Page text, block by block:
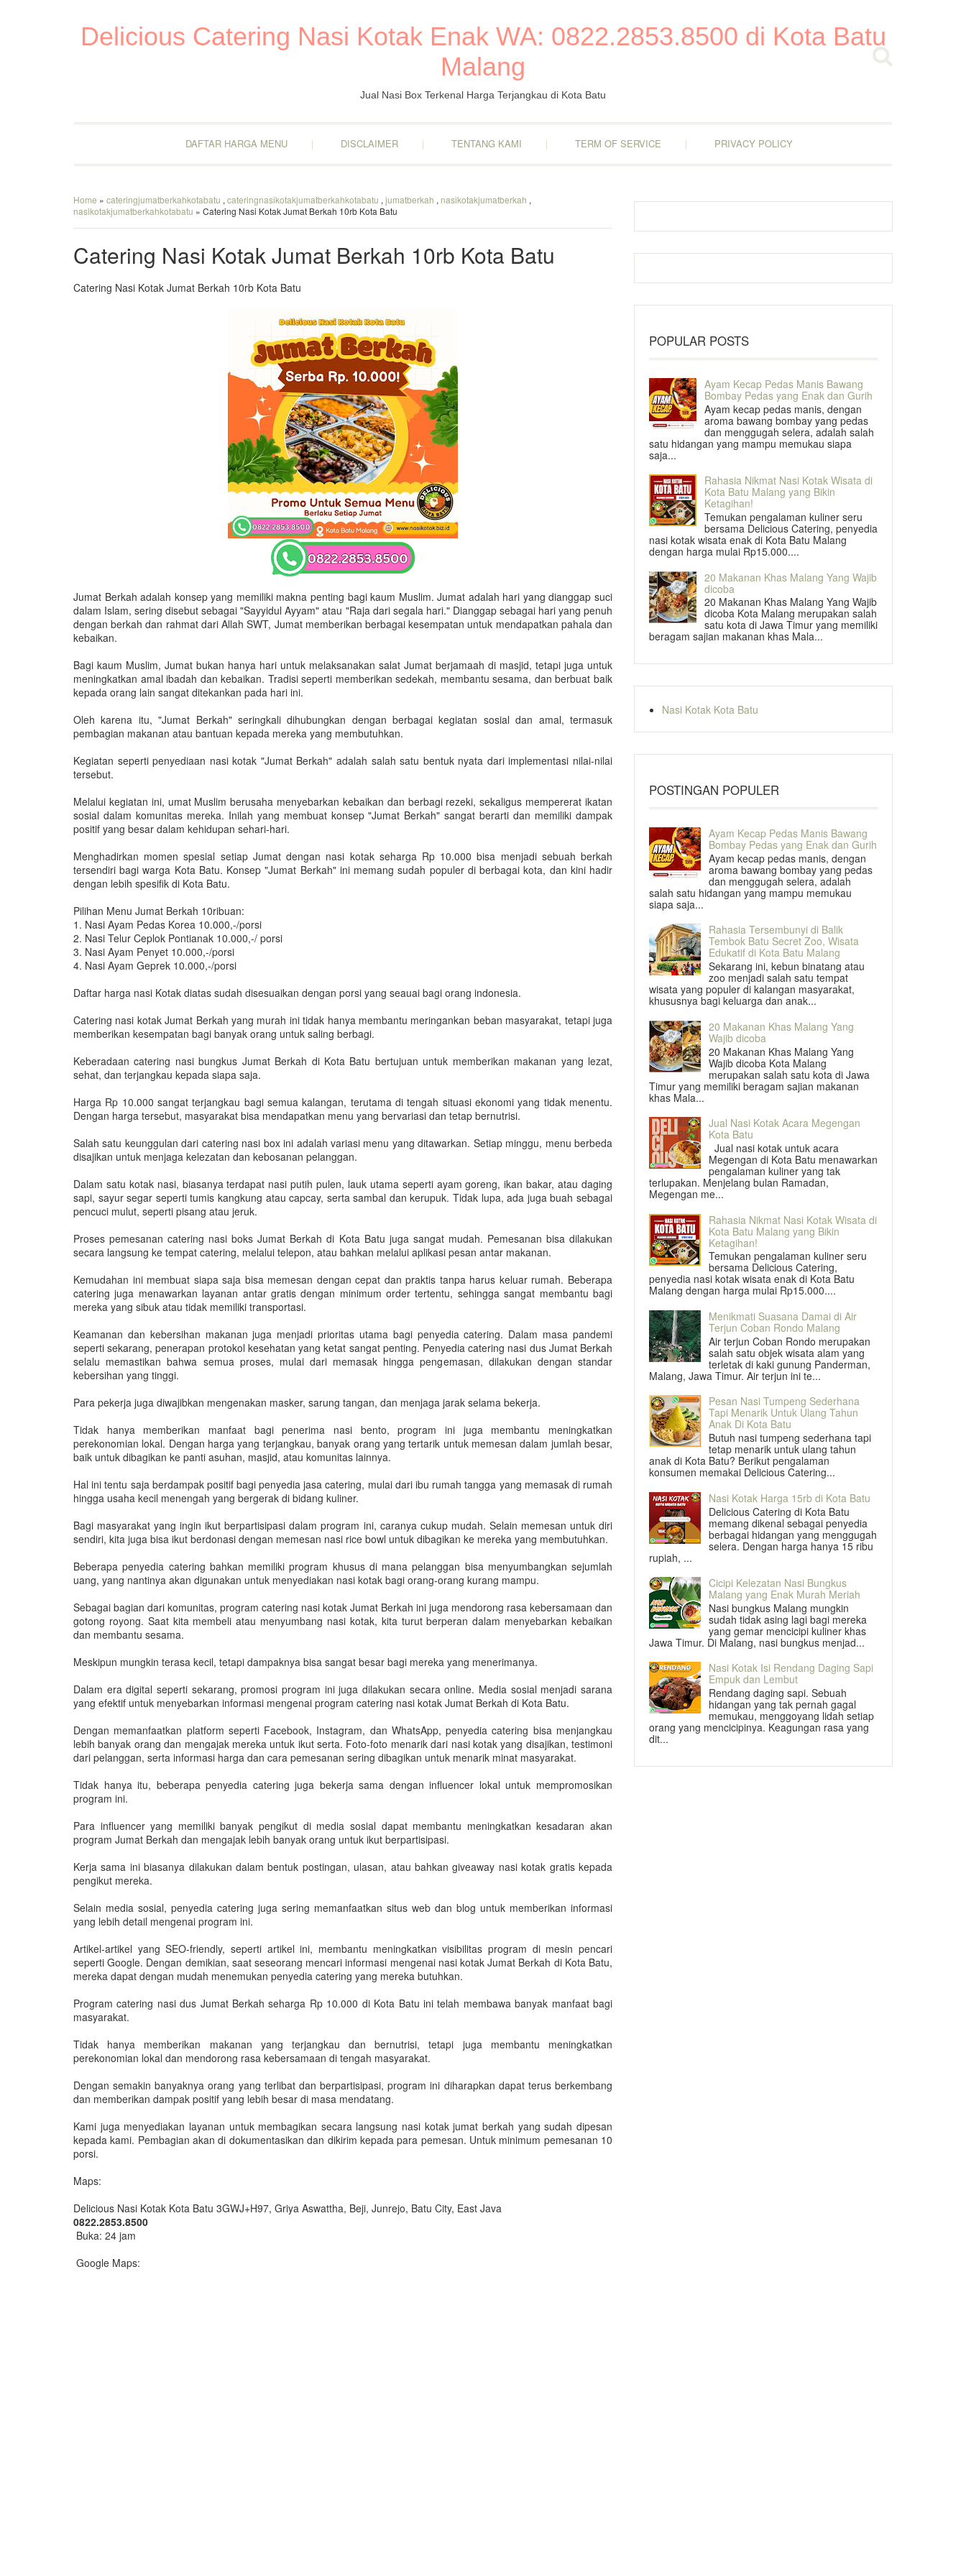
Delicious Catering Nasi Kotak Enak WA: 0822.2853.8500 di Kota Batu
Malang
Jual Nasi Box Terkenal Harga Terjangkau di Kota Batu
DAFTAR HARGA MENU DISCLAIMER TENTANG KAMI TERM OF SERVICE PRIVACY POLICY
Home » cateringjumatberkahkotabatu , cateringnasikotakjumatberkahkotabatu , jumatberkah , nasikotakjumatberkah ,
nasikotakjumatberkahkotabatu » Catering Nasi Kotak Jumat Berkah 10rb Kota Batu
Catering Nasi Kotak Jumat Berkah 10rb Kota Batu
Catering Nasi Kotak Jumat Berkah 10rb Kota Batu
Jumat Berkah adalah konsep yang memiliki makna penting bagi kaum Muslim. Jumat adalah hari yang dianggap suci
dalam Islam, sering disebut sebagai "Sayyidul Ayyam" atau "Raja dari segala hari." Dianggap sebagai hari yang penuh
dengan berkah dan rahmat dari Allah SWT, Jumat memberikan berbagai kesempatan untuk mendapatkan pahala dan
kebaikan.
Bagi kaum Muslim, Jumat bukan hanya hari untuk melaksanakan salat Jumat berjamaah di masjid, tetapi juga untuk
meningkatkan amal ibadah dan kebaikan. Tradisi seperti memberikan sedekah, membantu sesama, dan berbuat baik
kepada orang lain sangat ditekankan pada hari ini.
Oleh karena itu, "Jumat Berkah" seringkali dihubungkan dengan berbagai kegiatan sosial dan amal, termasuk
pembagian makanan atau bantuan kepada mereka yang membutuhkan.
Kegiatan seperti penyediaan nasi kotak "Jumat Berkah" adalah salah satu bentuk nyata dari implementasi nilai-nilai
tersebut.
Melalui kegiatan ini, umat Muslim berusaha menyebarkan kebaikan dan berbagi rezeki, sekaligus mempererat ikatan
sosial dalam komunitas mereka. Inilah yang membuat konsep "Jumat Berkah" sangat berarti dan memiliki dampak
positif yang besar dalam kehidupan sehari-hari.
Menghadirkan momen spesial setiap Jumat dengan nasi kotak seharga Rp 10.000 bisa menjadi sebuah berkah
tersendiri bagi warga Kota Batu. Konsep "Jumat Berkah" ini memang sudah populer di berbagai kota, dan kini hadir
dengan lebih spesifik di Kota Batu.
Pilihan Menu Jumat Berkah 10ribuan:
1. Nasi Ayam Pedas Korea 10.000,-/porsi
2. Nasi Telur Ceplok Pontianak 10.000,-/ porsi
3. Nasi Ayam Penyet 10.000,-/porsi
4. Nasi Ayam Geprek 10.000,-/porsi
Daftar harga nasi Kotak diatas sudah disesuaikan dengan porsi yang seauai bagi orang indonesia.
Catering nasi kotak Jumat Berkah yang murah ini tidak hanya membantu meringankan beban masyarakat, tetapi juga
memberikan kesempatan bagi banyak orang untuk saling berbagi.
Keberadaan catering nasi bungkus Jumat Berkah di Kota Batu bertujuan untuk memberikan makanan yang lezat,
sehat, dan terjangkau kepada siapa saja.
Harga Rp 10.000 sangat terjangkau bagi semua kalangan, terutama di tengah situasi ekonomi yang tidak menentu.
Dengan harga tersebut, masyarakat bisa mendapatkan menu yang bervariasi dan tetap bernutrisi.
Salah satu keunggulan dari catering nasi box ini adalah variasi menu yang ditawarkan. Setiap minggu, menu berbeda
disajikan untuk menjaga kelezatan dan kebosanan pelanggan.
Dalam satu kotak nasi, biasanya terdapat nasi putih pulen, lauk utama seperti ayam goreng, ikan bakar, atau daging
sapi, sayur segar seperti tumis kangkung atau capcay, serta sambal dan kerupuk. Tidak lupa, ada juga buah sebagai
pencuci mulut, seperti pisang atau jeruk.
Proses pemesanan catering nasi boks Jumat Berkah di Kota Batu juga sangat mudah. Pemesanan bisa dilakukan
secara langsung ke tempat catering, melalui telepon, atau bahkan melalui aplikasi pesan antar makanan.
Kemudahan ini membuat siapa saja bisa memesan dengan cepat dan praktis tanpa harus keluar rumah. Beberapa
catering juga menawarkan layanan antar gratis dengan minimum order tertentu, sehingga sangat membantu bagi
mereka yang sibuk atau tidak memiliki transportasi.
Keamanan dan kebersihan makanan juga menjadi prioritas utama bagi penyedia catering. Dalam masa pandemi
seperti sekarang, penerapan protokol kesehatan yang ketat sangat penting. Penyedia catering nasi dus Jumat Berkah
selalu memastikan bahwa semua proses, mulai dari memasak hingga pengemasan, dilakukan dengan standar
kebersihan yang tinggi.
Para pekerja juga diwajibkan mengenakan masker, sarung tangan, dan menjaga jarak selama bekerja.
Tidak hanya memberikan manfaat bagi penerima nasi bento, program ini juga membantu meningkatkan
perekonomian lokal. Dengan harga yang terjangkau, banyak orang yang tertarik untuk memesan dalam jumlah besar,
baik untuk dibagikan ke panti asuhan, masjid, atau komunitas lainnya.
Hal ini tentu saja berdampak positif bagi penyedia jasa catering, mulai dari ibu rumah tangga yang memasak di rumah
hingga usaha kecil menengah yang bergerak di bidang kuliner.
Bagi masyarakat yang ingin ikut berpartisipasi dalam program ini, caranya cukup mudah. Selain memesan untuk diri
sendiri, kita juga bisa ikut berdonasi dengan memesan nasi rice bowl untuk dibagikan ke mereka yang membutuhkan.
Beberapa penyedia catering bahkan memiliki program khusus di mana pelanggan bisa menyumbangkan sejumlah
uang, yang nantinya akan digunakan untuk menyediakan nasi kotak bagi orang-orang kurang mampu.
Sebagai bagian dari komunitas, program catering nasi kotak Jumat Berkah ini juga mendorong rasa kebersamaan dan
gotong royong. Saat kita membeli atau menyumbang nasi kotak, kita turut berperan dalam menyebarkan kebaikan
dan membantu sesama.
Meskipun mungkin terasa kecil, tetapi dampaknya bisa sangat besar bagi mereka yang menerimanya.
Dalam era digital seperti sekarang, promosi program ini juga dilakukan secara online. Media sosial menjadi sarana
yang efektif untuk menyebarkan informasi mengenai program catering nasi kotak Jumat Berkah di Kota Batu.
Dengan memanfaatkan platform seperti Facebook, Instagram, dan WhatsApp, penyedia catering bisa menjangkau
lebih banyak orang dan mengajak mereka untuk ikut serta. Foto-foto menarik dari nasi kotak yang disajikan, testimoni
dari pelanggan, serta informasi harga dan cara pemesanan sering dibagikan untuk menarik minat masyarakat.
Tidak hanya itu, beberapa penyedia catering juga bekerja sama dengan influencer lokal untuk mempromosikan
program ini.
Para influencer yang memiliki banyak pengikut di media sosial dapat membantu meningkatkan kesadaran akan
program Jumat Berkah dan mengajak lebih banyak orang untuk ikut berpartisipasi.
Kerja sama ini biasanya dilakukan dalam bentuk postingan, ulasan, atau bahkan giveaway nasi kotak gratis kepada
pengikut mereka.
Selain media sosial, penyedia catering juga sering memanfaatkan situs web dan blog untuk memberikan informasi
yang lebih detail mengenai program ini.
Artikel-artikel yang SEO-friendly, seperti artikel ini, membantu meningkatkan visibilitas program di mesin pencari
seperti Google. Dengan demikian, saat seseorang mencari informasi mengenai nasi kotak Jumat Berkah di Kota Batu,
mereka dapat dengan mudah menemukan penyedia catering yang mereka butuhkan.
Program catering nasi dus Jumat Berkah seharga Rp 10.000 di Kota Batu ini telah membawa banyak manfaat bagi
masyarakat.
Tidak hanya memberikan makanan yang terjangkau dan bernutrisi, tetapi juga membantu meningkatkan
perekonomian lokal dan mendorong rasa kebersamaan di tengah masyarakat.
Dengan semakin banyaknya orang yang terlibat dan berpartisipasi, program ini diharapkan dapat terus berkembang
dan memberikan dampak positif yang lebih besar di masa mendatang.
Kami juga menyediakan layanan untuk membagikan secara langsung nasi kotak jumat berkah yang sudah dipesan
kepada kami. Pembagian akan di dokumentasikan dan dikirim kepada para pemesan. Untuk minimum pemesanan 10
porsi.
Maps:
Delicious Nasi Kotak Kota Batu 3GWJ+H97, Griya Aswattha, Beji, Junrejo, Batu City, East Java
0822.2853.8500
Buka: 24 jam
Google Maps:
POPULAR POSTS
Ayam Kecap Pedas Manis Bawang
Bombay Pedas yang Enak dan Gurih
Ayam kecap pedas manis, dengan
aroma bawang bombay yang pedas
dan menggugah selera, adalah salah
satu hidangan yang mampu memukau siapa
saja...
Rahasia Nikmat Nasi Kotak Wisata di
Kota Batu Malang yang Bikin
Ketagihan!
Temukan pengalaman kuliner seru
bersama Delicious Catering, penyedia
nasi kotak wisata enak di Kota Batu Malang
dengan harga mulai Rp15.000....
20 Makanan Khas Malang Yang Wajib
dicoba
20 Makanan Khas Malang Yang Wajib
dicoba Kota Malang merupakan salah
satu kota di Jawa Timur yang memiliki
beragam sajian makanan khas Mala...
Nasi Kotak Kota Batu
POSTINGAN POPULER
Ayam Kecap Pedas Manis Bawang
Bombay Pedas yang Enak dan Gurih
Ayam kecap pedas manis, dengan
aroma bawang bombay yang pedas
dan menggugah selera, adalah
salah satu hidangan yang mampu memukau
siapa saja...
Rahasia Tersembunyi di Balik
Tembok Batu Secret Zoo, Wisata
Edukatif di Kota Batu Malang
Sekarang ini, kebun binatang atau
zoo menjadi salah satu tempat
wisata yang populer di kalangan masyarakat,
khususnya bagi keluarga dan anak...
20 Makanan Khas Malang Yang
Wajib dicoba
20 Makanan Khas Malang Yang
Wajib dicoba Kota Malang
merupakan salah satu kota di Jawa
Timur yang memiliki beragam sajian makanan
khas Mala...
Jual Nasi Kotak Acara Megengan
Kota Batu
Jual nasi kotak untuk acara
Megengan di Kota Batu menawarkan
pengalaman kuliner yang tak
terlupakan. Menjelang bulan Ramadan,
Megengan me...
Rahasia Nikmat Nasi Kotak Wisata di
Kota Batu Malang yang Bikin
Ketagihan!
Temukan pengalaman kuliner seru
bersama Delicious Catering,
penyedia nasi kotak wisata enak di Kota Batu
Malang dengan harga mulai Rp15.000....
Menikmati Suasana Damai di Air
Terjun Coban Rondo Malang
Air terjun Coban Rondo merupakan
salah satu objek wisata alam yang
terletak di kaki gunung Panderman,
Malang, Jawa Timur. Air terjun ini te...
Pesan Nasi Tumpeng Sederhana
Tapi Menarik Untuk Ulang Tahun
Anak Di Kota Batu
Butuh nasi tumpeng sederhana tapi
tetap menarik untuk ulang tahun
anak di Kota Batu? Berikut pengalaman
konsumen memakai Delicious Catering...
Nasi Kotak Harga 15rb di Kota Batu
Delicious Catering di Kota Batu
memang dikenal sebagai penyedia
berbagai hidangan yang menggugah
selera. Dengan harga hanya 15 ribu
rupiah, ...
Cicipi Kelezatan Nasi Bungkus
Malang yang Enak Murah Meriah
Nasi bungkus Malang mungkin
sudah tidak asing lagi bagi mereka
yang gemar mencicipi kuliner khas
Jawa Timur. Di Malang, nasi bungkus menjad...
Nasi Kotak Isi Rendang Daging Sapi
Empuk dan Lembut
Rendang daging sapi. Sebuah
hidangan yang tak pernah gagal
memukau, menggoyang lidah setiap
orang yang mencicipinya. Keagungan rasa yang
dit...